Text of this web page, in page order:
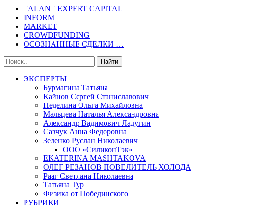
TALANT EXPERT CAPITAL
INFORM
MARKET
CROWDFUNDING
ОСОЗНАННЫЕ СДЕЛКИ …
ЭКСПЕРТЫ
Бурмагина Татьяна
Кайнов Сергей Станиславович
Неделина Ольга Михайловна
Мальцева Наталья Александровна
Александр Вадимович Ладугин
Савчук Анна Федоровна
Зеленко Руслан Николаевич
ООО «СиликонТэк»
EKATERINA MASHTAKOVA
ОЛЕГ РЕЗАНОВ ПОВЕЛИТЕЛЬ ХОЛОДА
Рааг Светлана Николаевна
Татьяна Тур
Физика от Побединского
РУБРИКИ